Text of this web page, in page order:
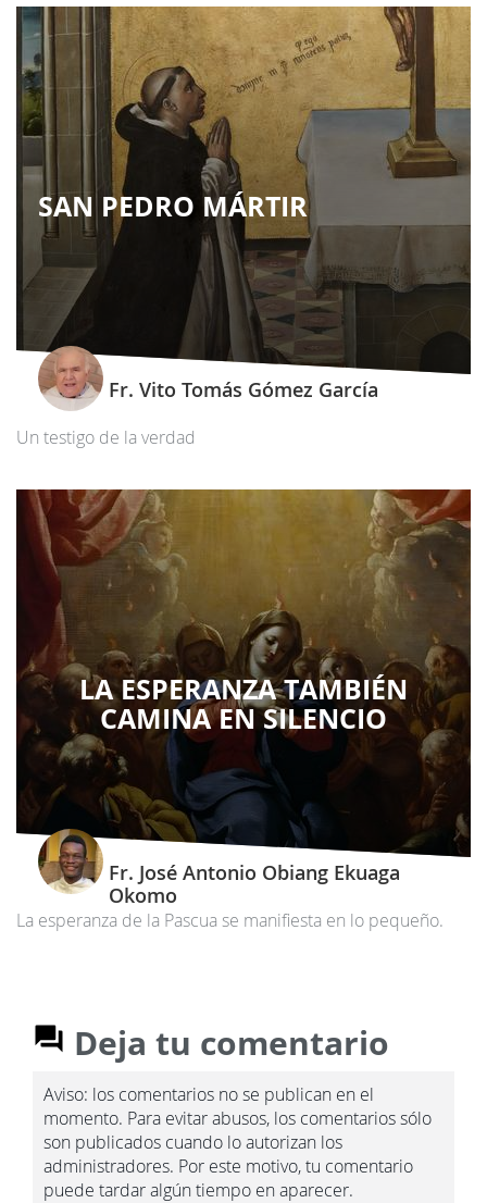
SAN PEDRO MÁRTIR
Fr. Vito Tomás Gómez García
Un testigo de la verdad
LA ESPERANZA TAMBIÉN
CAMINA EN SILENCIO
Fr. José Antonio Obiang Ekuaga
Okomo
La esperanza de la Pascua se manifiesta en lo pequeño.
Deja tu comentario
Aviso: los comentarios no se publican en el
momento. Para evitar abusos, los comentarios sólo
son publicados cuando lo autorizan los
administradores. Por este motivo, tu comentario
puede tardar algún tiempo en aparecer.